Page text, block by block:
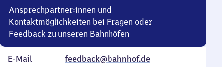
Ansprechpartner:innen und
Kontaktmöglichkeiten bei Fragen oder
Feedback zu unseren Bahnhöfen
E-Mail
feedback@bahnhof.de